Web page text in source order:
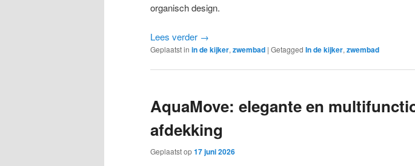
organisch design.
Lees verder →
Geplaatst in in de kijker, zwembad | Getagged In de kijker, zwembad
AquaMove: elegante en
afdekking
Geplaatst op17 juni 2026